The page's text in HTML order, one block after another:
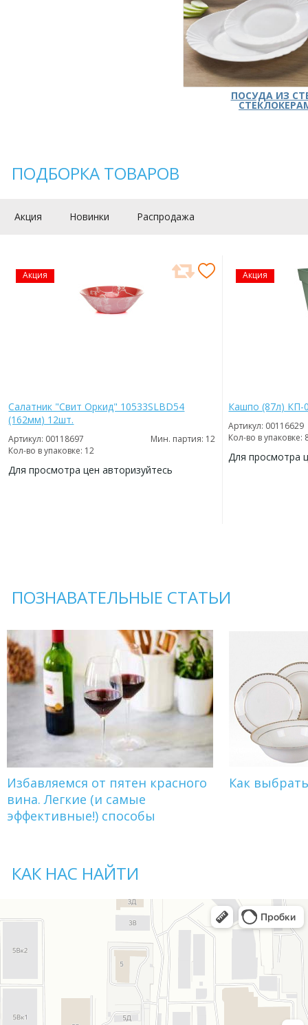
ПОСУДА ИЗ
ПОДБОРКА ТОВАРОВ
Акция Новинки Распродажа
Акция
Салатник "Свит Оркид" 10533SLBD54
(162мм) 12шт.
Артикул: 00118697
Мин. партия: 12
Кол-во в упаковке: 12
Для просмотра цен авторизуйтесь
Акция
Кашпо (87л) КП-
Артикул: 00116629
Кол-во в упаковке:
Для просмотра
ПОЗНАВАТЕЛЬНЫЕ СТАТЬИ
Избавляемся от пятен красного
вина. Легкие (и самые
эффективные!) способы
Как
КАК НАС НАЙТИ